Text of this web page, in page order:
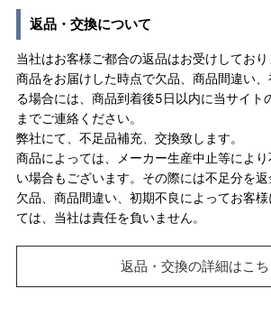
返品・交換について
当社はお客様ご都合の返品はお受けしており
商品をお届けした時点で欠品、商品間違い
る場合には、商品到着後5日以内に当サイト
までご連絡ください。
弊社にて、不足品補充、交換致します。
商品によっては、メーカー生産中止等によ
い場合もございます。その際には不足分を返
欠品、商品間違い、初期不良によってお客
ては、当社は責任を負いません。
返品・交換の詳細はこち